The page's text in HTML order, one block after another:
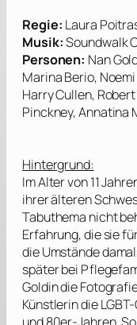
Regie: Laura
Musik:Soundwalk
Personen: Nan
Marina Berio,
Harry Cullen,
Pinckney, Annatina
Hintergrund:
Im Alter von 11
ihrer älteren
Tabuthema nicht
Erfahrung, die sie
die Umstände
später bei
Goldindie
Künstlerin die